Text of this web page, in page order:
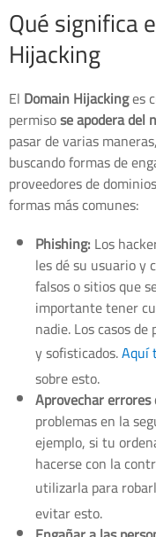
Qué significa
Hijacking
El Domain Hijackinges
permisose apodera del
pasar de varias
buscando formas de
proveedores de
formas más comunes:
Phishing: Los
les dé su usuario y
falsos o sitios que
importante tener
nadie. Los casos
y sofisticados.Aquí
sobre esto.
Aprovechar errores
problemas en la
ejemplo, si tu
hacerse con la
utilizarla para
evitar esto.